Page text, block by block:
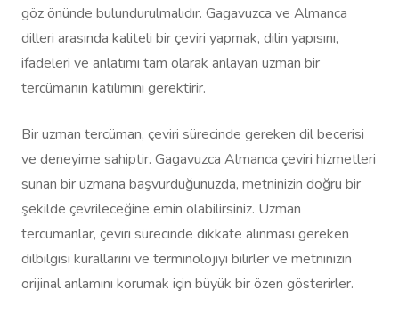
göz önünde bulundurulmalıdır. Gagavuzca ve Almanca
dilleri arasında kaliteli bir çeviri yapmak, dilin yapısını,
ifadeleri ve anlatımı tam olarak anlayan uzman bir
tercümanın katılımını gerektirir.
Bir uzman tercüman, çeviri sürecinde gereken dil becerisi
ve deneyime sahiptir. Gagavuzca Almanca çeviri hizmetleri
sunan bir uzmana başvurduğunuzda, metninizin doğru bir
şekilde çevrileceğine emin olabilirsiniz. Uzman
tercümanlar, çeviri sürecinde dikkate alınması gereken
dilbilgisi kurallarını ve terminolojiyi bilirler ve metninizin
orijinal anlamını korumak için büyük bir özen gösterirler.